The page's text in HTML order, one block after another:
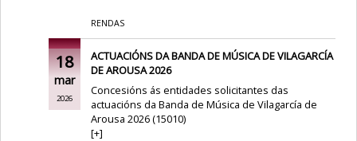
RENDAS
18
mar
2026
ACTUACIÓNS DA BANDA DE MÚSICA DE VILAGARCÍA
DE AROUSA 2026
Concesións ás entidades solicitantes das
actuacións da Banda de Música de Vilagarcía de
Arousa 2026 (15010)
[+]